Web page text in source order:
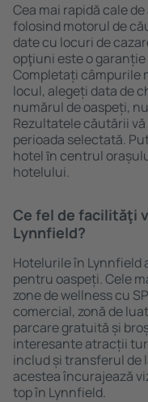
Cea mai rapidă cale
folosind motorul de
date cu locuri de
opţiuni este o
Completați câmpurile
locul, alegeți data de
numărul de oaspeți,
Rezultatele căutării
perioada selectată.
hotel ȋn centrul
hotelului.
Ce fel de facilităţi
Lynnfield?
Hotelurile în
pentru oaspeți. Cele
zone de wellness cu
comercial, zonă de
parcare gratuită și
interesante atracții
includ și transferul de
acestea încurajează
top în Lynnfield.